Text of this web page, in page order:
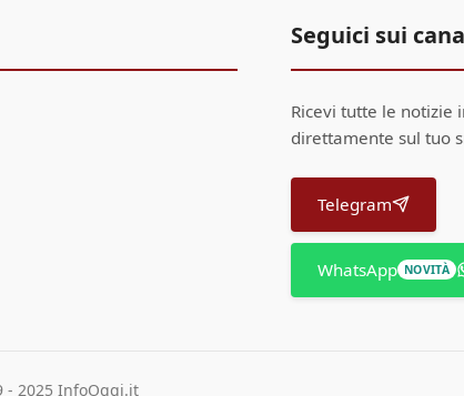
Seguici sui
Ricevi tutte le notizie
direttamente sul tuo
Telegram
WhatsApp NOVITÀ
- 2025 InfoOggi.it